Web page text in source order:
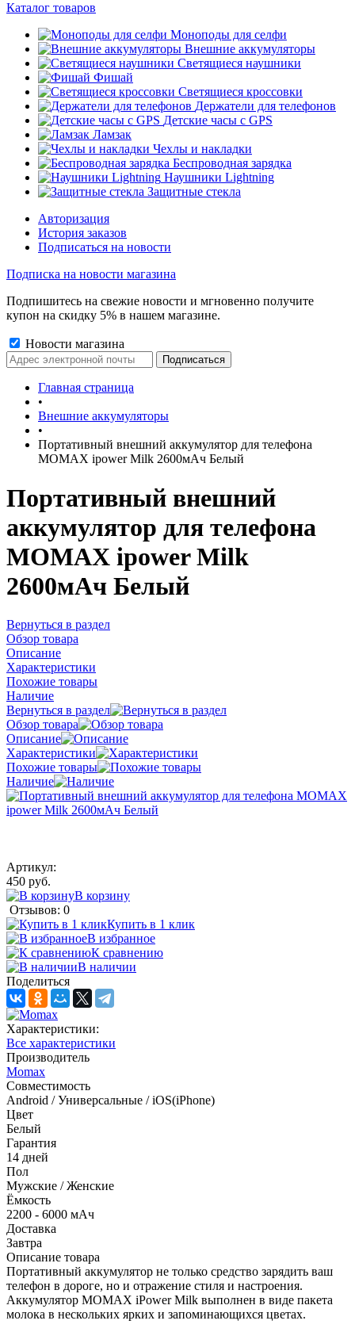
Каталог товаров
Моноподы для селфи
Внешние аккумуляторы
Светящиеся наушники
Фишай
Светящиеся кроссовки
Держатели для телефонов
Детские часы с GPS
Ламзак
Чехлы и накладки
Беспроводная зарядка
Наушники Lightning
Защитные стекла
Авторизация
История заказов
Подписаться на новости
Подписка на новости магазина
Подпишитесь на свежие новости и мгновенно получите
купон на скидку 5% в нашем магазине.
Новости магазина
Главная страница
•
Внешние аккумуляторы
•
Портативный внешний аккумулятор для телефона
MOMAX ipower Milk 2600мАч Белый
Портативный внешний
аккумулятор для телефона
MOMAX ipower Milk
2600мАч Белый
Вернуться в раздел
Обзор товара
Описание
Характеристики
Похожие товары
Наличие
Вернуться в раздел
Обзор товара
Описание
Характеристики
Похожие товары
Наличие
Артикул:
450 руб.
В корзину
Отзывов: 0
Купить в 1 клик
В избранное
К сравнению
В наличии
Поделиться
Характеристики:
Все характеристики
Производитель
Momax
Совместимость
Android / Универсальные / iOS(iPhone)
Цвет
Белый
Гарантия
14 дней
Пол
Мужские / Женские
Ёмкость
2200 - 6000 мАч
Доставка
Завтра
Описание товара
Портативный аккумулятор не только средство зарядить ваш
телефон в дороге, но и отражение стиля и настроения.
Аккумулятор MOMAX iPower Milk выполнен в виде пакета
молока в нескольких ярких и запоминающихся цветах.